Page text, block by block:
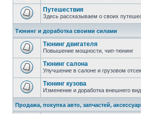
Путешествия
Здесь рассказываем о своих
Тюнинг и доработка своими силами
Тюнинг двигателя
Повышение мощности, чип-тюнинг
Тюнинг салона
Улучшение в салоне и грузовом
Тюнинг кузова
Изменение и доработка внешнего
Продажа, покупка авто, запчастей,